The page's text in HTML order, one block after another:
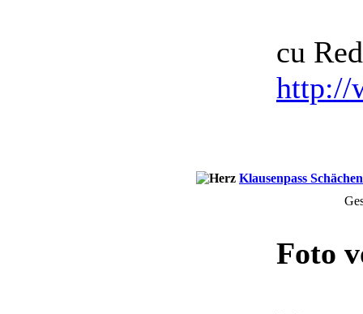
cu
http://
Klausenpass
Foto